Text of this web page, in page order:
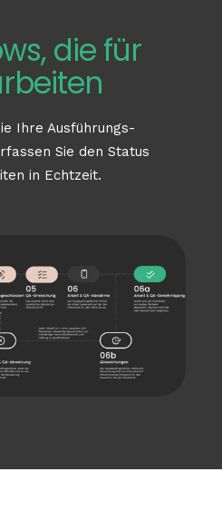
die für
Ihre Ausführungs-
Sie den Status
in Echtzeit.